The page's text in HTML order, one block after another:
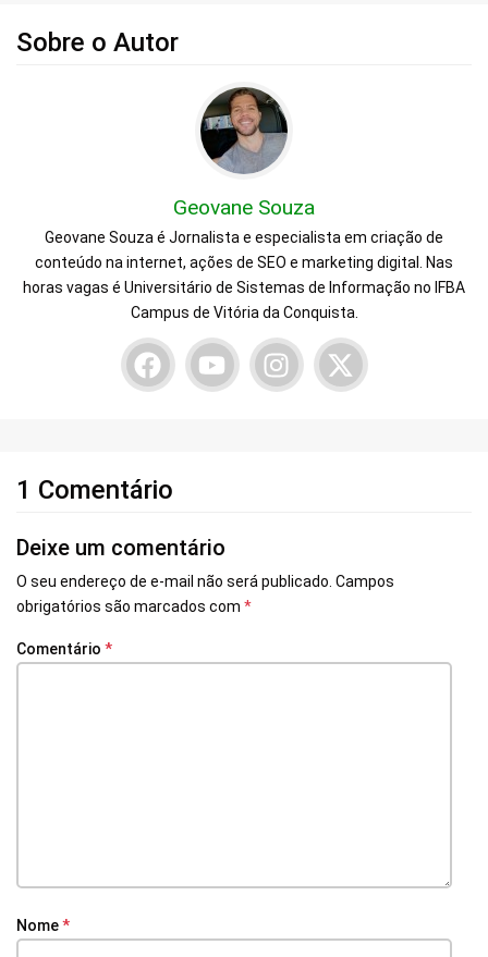
Sobre o Autor
Geovane Souza
Geovane Souza é Jornalista e especialista em criação de
conteúdo na internet, ações de SEO e marketing digital. Nas
horas vagas é Universitário de Sistemas de Informação no IFBA
Campus de Vitória da Conquista.
1 Comentário
Deixe um comentário
O seu endereço de e-mail não será publicado. Campos
obrigatórios são marcados com *
Comentário *
Nome*